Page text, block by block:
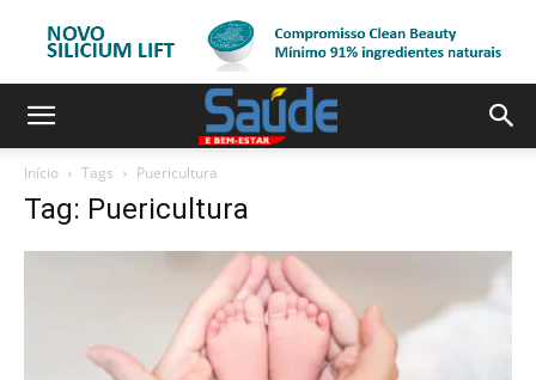
Início Tags Puericultura
Tag: Puericultura